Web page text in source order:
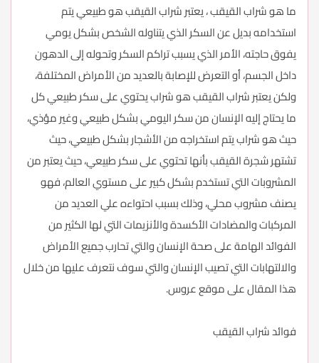
ما هو شراب القيقب ، يعتبر شراب القيقب هو طبيعي يتم
استخدامه بديل عن السكر الذي يتناوله الشخص بشكل يومي
يفوق حاجته، الأمر الذي يسبب تراكم السكر وتحوله إلى الدهون
داخل الجسم، أو التعرض للإصابة بالعديد من الأمراض المختلفة،
ولكن يعتبر شراب القيقب هو شراب يحتوي على سكر طبيعي كل
ما يحتاج إليه الإنسان من سكر اليومي بشكل طبيعي وغير مؤذي،
حيث هو شراب يتم استخراجه من الأشجار بشكل طبيعي، حيث
تشتهر شجرة القيقب بأنها تحتوي على سكر طبيعي، حيث يعتبر من
المشروبات التي تستخدم بشكل كبير على مستوي العالم، فهو
يصنف مشروب محلي، وذلك بسبب احتواءه علي العديد من
المركبات والمضادات الأكسدة والأنزيمات التي لها الكثير من
الفوائد الهامة على صحة الإنسان والتي تحارب جميع الأمراض
والالتهابات التي تصيب الإنسان والتي سوف نتعرف عليها من خلال
هذا المقال على موقع عروس.
فوائد شراب القيقب